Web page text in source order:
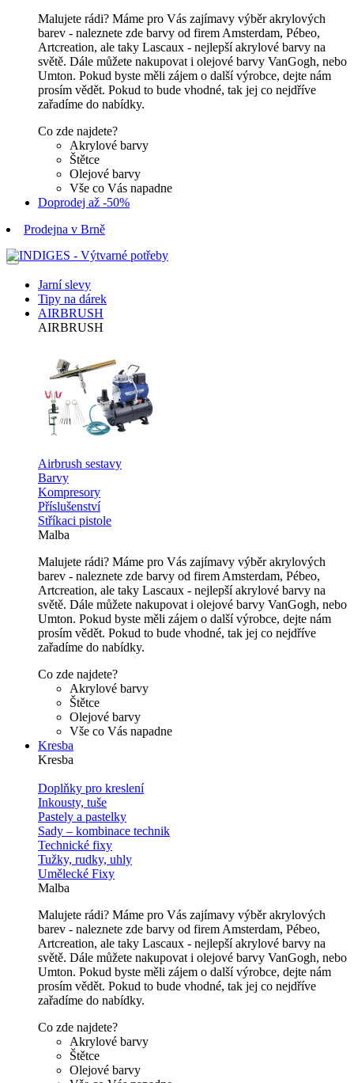
Malujete rádi? Máme pro Vás zajímavy výběr akrylových
barev - naleznete zde barvy od firem Amsterdam, Pébeo,
Artcreation, ale taky Lascaux - nejlepší akrylové barvy na
světě. Dále můžete nakupovat i olejové barvy VanGogh, nebo
Umton. Pokud byste měli zájem o další výrobce, dejte nám
prosím vědět. Pokud to bude vhodné, tak jej co nejdříve
zařadíme do nabídky.
Co zde najdete?
Akrylové barvy
Štětce
Olejové barvy
Vše co Vás napadne
Doprodej až -50%
Prodejna v Brně
Jarní slevy
Tipy na dárek
AIRBRUSH
AIRBRUSH
Airbrush sestavy
Barvy
Kompresory
Příslušenství
Stříkaci pistole
Malba
Malujete rádi? Máme pro Vás zajímavy výběr akrylových
barev - naleznete zde barvy od firem Amsterdam, Pébeo,
Artcreation, ale taky Lascaux - nejlepší akrylové barvy na
světě. Dále můžete nakupovat i olejové barvy VanGogh, nebo
Umton. Pokud byste měli zájem o další výrobce, dejte nám
prosím vědět. Pokud to bude vhodné, tak jej co nejdříve
zařadíme do nabídky.
Co zde najdete?
Akrylové barvy
Štětce
Olejové barvy
Vše co Vás napadne
Kresba
Kresba
Doplňky pro kreslení
Inkousty, tuše
Pastely a pastelky
Sady – kombinace technik
Technické fixy
Tužky, rudky, uhly
Umělecké Fixy
Malba
Malujete rádi? Máme pro Vás zajímavy výběr akrylových
barev - naleznete zde barvy od firem Amsterdam, Pébeo,
Artcreation, ale taky Lascaux - nejlepší akrylové barvy na
světě. Dále můžete nakupovat i olejové barvy VanGogh, nebo
Umton. Pokud byste měli zájem o další výrobce, dejte nám
prosím vědět. Pokud to bude vhodné, tak jej co nejdříve
zařadíme do nabídky.
Co zde najdete?
Akrylové barvy
Štětce
Olejové barvy